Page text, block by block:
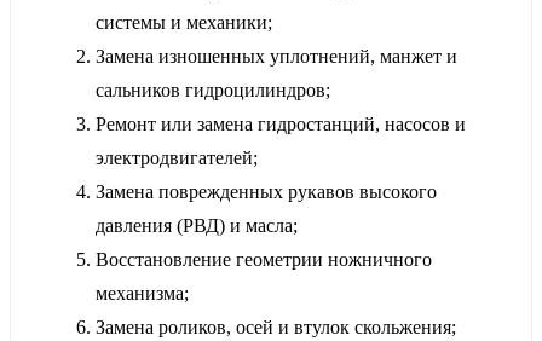
системы и механики;
Замена изношенных уплотнений, манжет и
сальников гидроцилиндров;
Ремонт или замена гидростанций, насосов и
электродвигателей;
Замена поврежденных рукавов высокого
давления (РВД) и масла;
Восстановление геометрии ножничного
механизма;
Замена роликов, осей и втулок скольжения;